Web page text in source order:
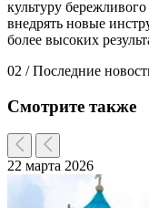
культуру
внедрять новые
более высоких
02 /Последние
Смотрите также
22 марта 2026